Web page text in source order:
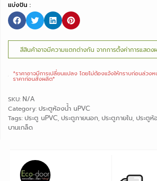
แบ่งปัน :
สีสินค้าอาจมีความแตกต่างกัน จากการตั้งค่าการแสดง
*ราคาอาจมีการเปลี่ยนแปลง ไดยไม่ต้องแจ้งให้ทราบก่อนล่วง
ราคาก่อนสั่งผลิต*
SKU: N/A
Category: ประตูห้องน้ำ uPVC
Tags: ประตู uPVC ประตูภายนอก ประตูภายใน ประตูห้
บานเกล็ด